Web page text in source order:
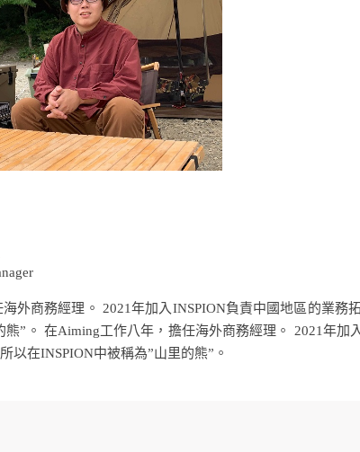
外商務經理。 2021年加入INSPION負責中國地區的業務
熊”。 在Aiming工作八年，擔任海外商務經理。 2021年加
以在INSPION中被稱為”山里的熊”。